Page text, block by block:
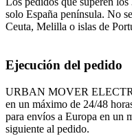
solo España península. No
Ceuta, Melilla o islas de
Ejecución del pedido
URBAN MOVER
en un máximo de 24/48
para envíos a Europa en un
siguiente al pedido.